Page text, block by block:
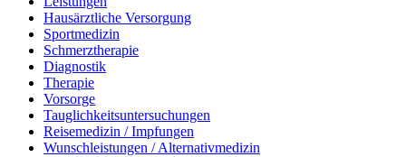
Hausärztliche Versorgung
Sportmedizin
Schmerztherapie
Diagnostik
Therapie
Vorsorge
Tauglichkeitsuntersuchungen
Reisemedizin / Impfungen
Wunschleistungen / Alternativmedizin